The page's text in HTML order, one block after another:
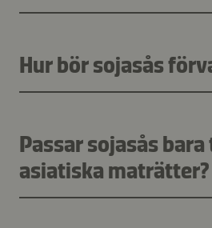
Hur bör sojasås
Passar sojasås
asiatiska maträtter?